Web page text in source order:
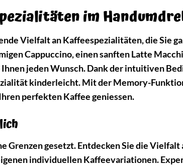
im
Vielfalt an Kaffeespezialitäten, die Sie
Cappuccino, einen sanften Latte
jeden Wunsch. Dank der intuitiven
kinderleicht. Mit der Memory-
perfekten Kaffee geniessen.
Grenzen gesetzt. Entdecken Sie die
individuellen Kaffeevariationen.